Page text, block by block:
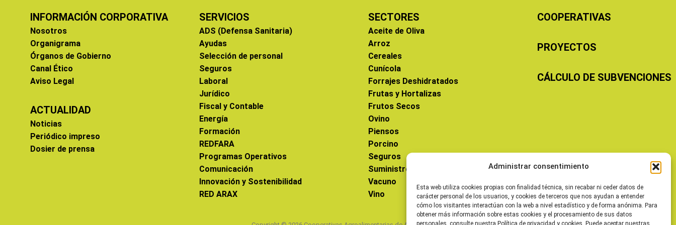
Administrar consentimiento
Esta web utiliza cookies propias con finalidad técnica, sin recabar ni ceder datos de
carácter personal de los usuarios, y cookies de terceros que nos ayudan a entender
cómo los visitantes interactúan con la web a nivel estadístico y de forma anónima. Para
obtener más información sobre estas cookies y el procesamiento de sus datos
personales, consulte nuestra Política de privacidad y cookies. Puede aceptar nuestras
INFORMACIÓN CORPORATIVA
Nosotros
Organigrama
Órganos de Gobierno
Canal Ético
Aviso Legal
ACTUALIDAD
Noticias
Periódico impreso
Dosier de prensa
SERVICIOS
ADS (Defensa Sanitaria)
Ayudas
Selección de personal
Seguros
Laboral
Jurídico
Fiscal y Contable
Energía
Formación
REDFARA
Programas Operativos
Comunicación
Innovación y Sostenibilidad
RED ARAX
SECTORES
Aceite de Oliva
Arroz
Cereales
Cunícola
Forrajes Deshidratados
Frutas y Hortalizas
Frutos Secos
Ovino
Piensos
Porcino
Seguros
Suministros
Vacuno
Vino
COOPERATIVAS
PROYECTOS
CÁLCULO DE SUBVENCIONES